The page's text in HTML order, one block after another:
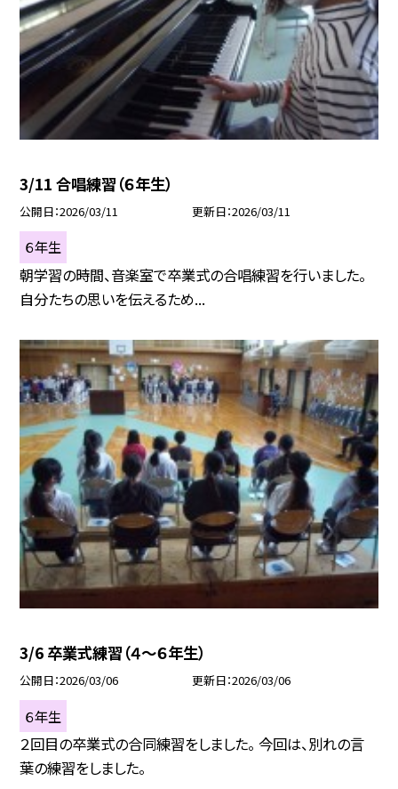
3/11 合唱練習（６年生）
公開日 2026/03/11 更新日 2026/03/11
６年生
朝学習の時間、音楽室で卒業式の合唱練習を行いました。
自分たちの思いを伝えるため...
3/6 卒業式練習（４～６年生）
公開日 2026/03/06 更新日 2026/03/06
６年生
２回目の卒業式の合同練習をしました。 今回は、別れの言
葉の練習をしました。